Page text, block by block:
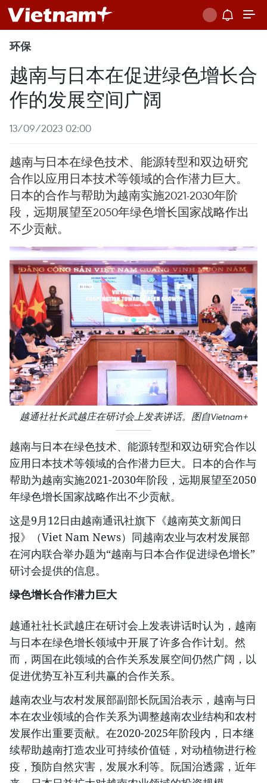
环保
越南与日本在促进绿色增长合
作的发展空间广阔
13/09/2023 02:00
越南与日本在绿色技术、能源转型和双边研究
合作以应用日本技术等领域的合作潜力巨大。
日本的合作与帮助为越南实施2021-2030年阶
段，远期展望至2050年绿色增长国家战略作出
不少贡献。
越通社社长武越庄在研讨会上发表讲话。图自Vietnam+
越南与日本在绿色技术、能源转型和双边研究合作以
应用日本技术等领域的合作潜力巨大。日本的合作与
帮助为越南实施2021-2030年阶段，远期展望至2050
年绿色增长国家战略作出不少贡献。
这是9月12日由越南通讯社旗下《越南英文新闻日
报》（Viet Nam News）同越南农业与农村发展部
在河内联合举办题为“越南与日本合作促进绿色增长”
研讨会提供的信息。
绿色增长合作潜力巨大
越通社社长武越庄在研讨会上发表讲话时认为，越南
与日本在绿色增长领域中开展了许多合作计划。然
而，两国在此领域的合作关系发展空间仍然广阔，以
促进优势互补互利共赢的合作关系。
越南农业与农村发展部副部长阮国治表示，越南与日
本在农业领域的合作关系为调整越南农业结构和农村
发展作出重要贡献。在2020-2025年阶段内，日本继
续帮助越南打造农业可持续价值链，对动植物进行检
疫，预防自然灾害，发展水利等。阮国治透露，近年